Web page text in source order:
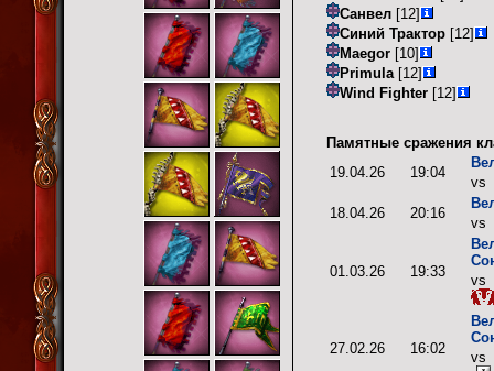
Санвел [12]
Синий Трактор [12]
Maegor [10]
Primula [12]
Wind Fighter [12]
Памятные сражения
19.04.26
19:04
vs
18.04.26
20:16
vs
01.03.26 19:33
vs
27.02.26 16:02
vs